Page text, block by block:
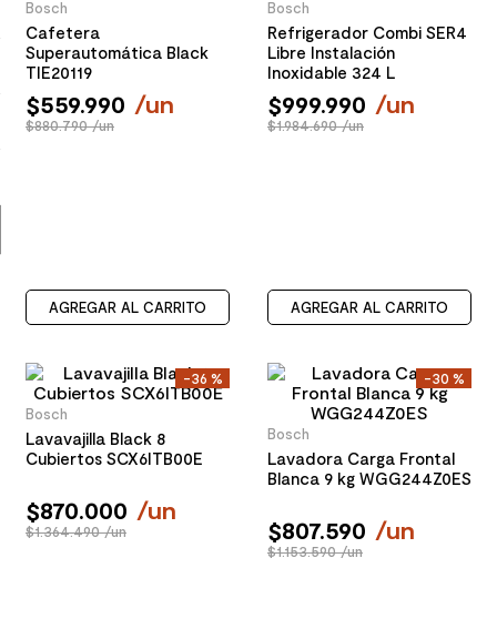
8. receptaculo
9. spc
10. columna ducha
Bosch
Cafetera
Superautomática Black
TIE20119
$559.990 /un
$880.790 /un
AGREGAR AL CARRITO
Bosch
Refrigerador Combi SER4
Libre Instalación
Inoxidable 324 L
$999.990 /un
$1.984.690 /un
AGREGAR AL CARRITO
-36 %
Bosch
Lavavajilla Black 8
Cubiertos SCX6ITB00E
$870.000 /un
$1.364.490 /un
-30 %
Bosch
Lavadora Carga Frontal
Blanca 9 kg WGG244Z0ES
$807.590 /un
$1.153.590 /un